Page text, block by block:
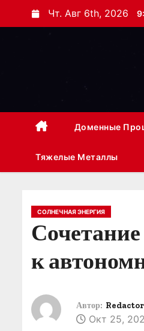
е
д
Чт. Авг 6th, 2026
Доменные
Тяжелые Металлы
СОЛНЕЧНАЯ ЭНЕРГИЯ
к
Автор: Redactor
Окт 25,